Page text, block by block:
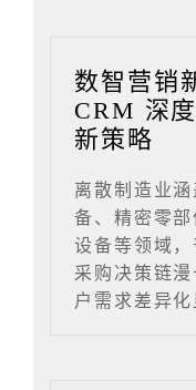
数智营销
CRM 深
新策略
离散制造业
备、精密零
设备等领域，
采购决策链
户需求差异